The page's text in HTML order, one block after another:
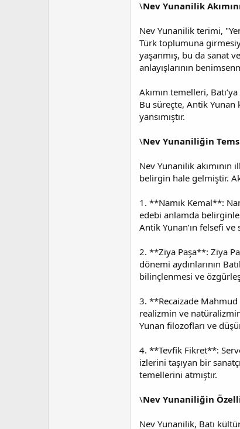
\Nev Yunanilik
Nev Yunanilik terimi,
Türk toplumuna
yaşanmış, bu da sanat
anlayışlarının
Akımın temelleri,
Bu süreçte, Antik Yunan
yansımıştır.
\Nev Yunaniliğin
Nev Yunanilik
belirgin hale gelmiştir.
1. **Namık Kemal**:
edebi anlamda
Antik Yunan’ın felsefi
2. **Ziya Paşa**: Ziya
dönemi aydınlarının
bilinçlenmesi ve
3. **Recaizade
realizmin ve
Yunan filozofları ve
4. **Tevfik Fikret**:
izlerini taşıyan bir
temellerini atmıştır.
\Nev Yunaniliğin
Nev Yunanilik, Batı